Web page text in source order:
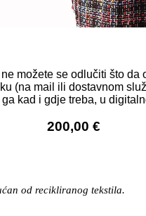
možete se odlučiti što
(na mail ili dostavnom
kad i gdje treba, u
200,00 €
od recikliranog tekstila.